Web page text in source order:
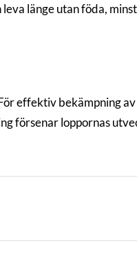
länge utan föda,
effektiv bekämpning
försenar loppornas